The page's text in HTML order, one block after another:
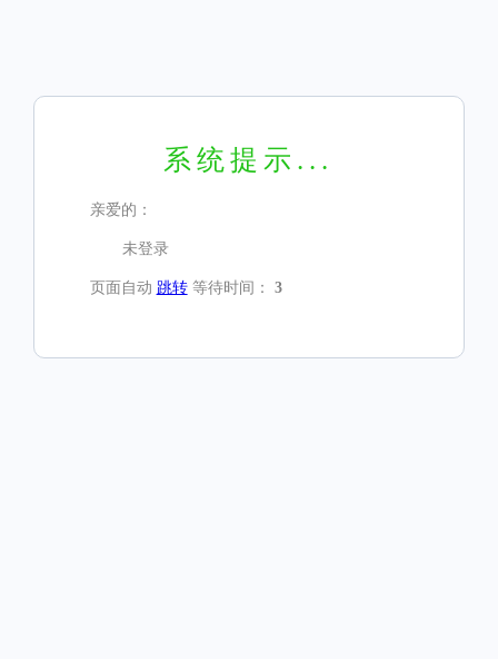
系统提示...
亲爱的：
未登录
页面自动 跳转等待时间： 3